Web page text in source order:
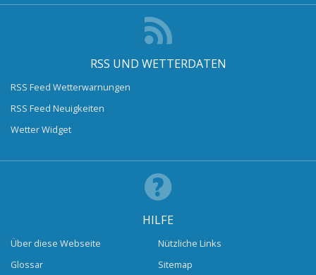
RSS UND WETTERDATEN
RSS Feed Wetterwarnungen
RSS Feed Neuigkeiten
Wetter Widget
HILFE
Über diese Webseite
Glossar
Nützliche Links
Sitemap